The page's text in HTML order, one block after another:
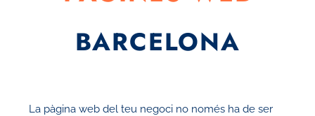
BARCELONA
La pàgina web del teu negoci no només ha de ser